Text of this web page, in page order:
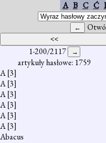
A B C Ć
1-200/2117
artykuły hasłowe: 1759
A[3]
A[3]
A[3]
A[3]
A[3]
A[3]
Abacus